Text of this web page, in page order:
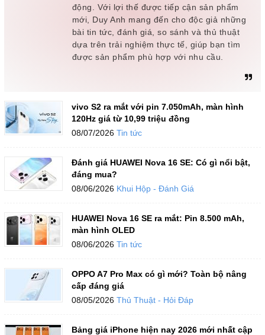
động. Với lợi thế được tiếp cận sản phẩm
mới, Duy Anh mang đến cho độc giả những
bài tin tức, đánh giá, so sánh và thủ thuật
dựa trên trải nghiệm thực tế, giúp bạn tìm
được sản phẩm phù hợp với nhu cầu.
vivo S2 ra mắt với pin 7.050mAh, màn hình
120Hz giá từ 10,99 triệu đồng
08/07/2026 Tin tức
Đánh giá HUAWEI Nova 16 SE: Có gì nổi bật,
đáng mua?
08/06/2026 Khui Hộp - Đánh Giá
HUAWEI Nova 16 SE ra mắt: Pin 8.500 mAh,
màn hình OLED
08/06/2026 Tin tức
OPPO A7 Pro Max có gì mới? Toàn bộ nâng
cấp đáng giá
08/05/2026 Thủ Thuật - Hỏi Đáp
Bảng giá iPhone hiện nay 2026 mới nhất cập